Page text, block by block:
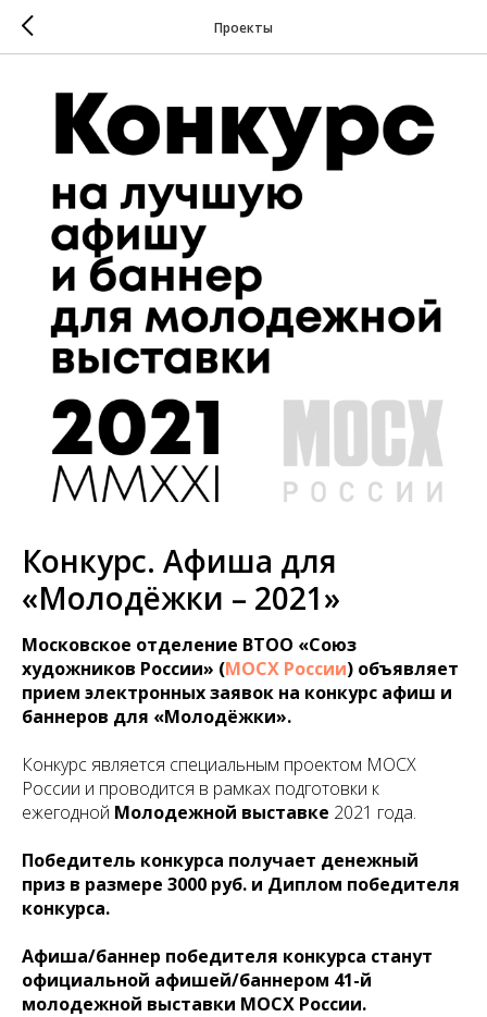
Проекты
Конкурс. Афиша для
«Молодёжки – 2021»
Московское отделение ВТОО «Союз
художников России» (МОСХ России) объявляет
прием электронных заявок на конкурс афиш и
баннеров для «Молодёжки».
Конкурс является специальным проектом МОСХ
России и проводится в рамках подготовки к
ежегодной Молодежной выставке 2021 года.
Победитель конкурса получает денежный
приз в размере 3000 руб. и Диплом победителя
конкурса.
Афиша/баннер победителя конкурса станут
официальной афишей/баннером 41-й
молодежной выставки МОСХ России.